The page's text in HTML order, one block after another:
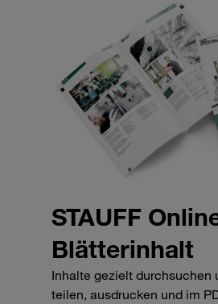
STAUFF
Blätterinhalt
Inhalte gezielt durchsuchen
teilen, ausdrucken und im